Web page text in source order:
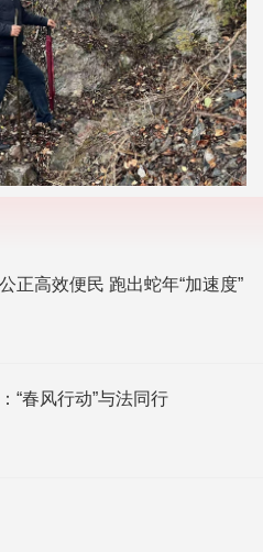
县司法局：公正高效便民 跑出蛇年“加速度”
“春风行动”与法同行